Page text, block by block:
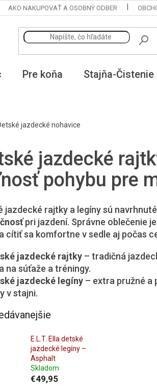
AKO NAKUPOVAŤ A OSOBNÝ ODBER
Pre koňa Stajňa-Čistenie
jazdecké nohavice
jazdecké
pohybu pre
jazdecké rajtky a legíny sú
pri jazdení. Správne oblečenie
cítiť sa komfortne v sedle aj počas
jazdecké rajtky – tradičná
na súťaže a tréningy.
jazdecké legíny – extra pružné a
v stajni.
E.L.T. Ella detské
jazdecké legíny –
Asphalt
Skladom
€49,95